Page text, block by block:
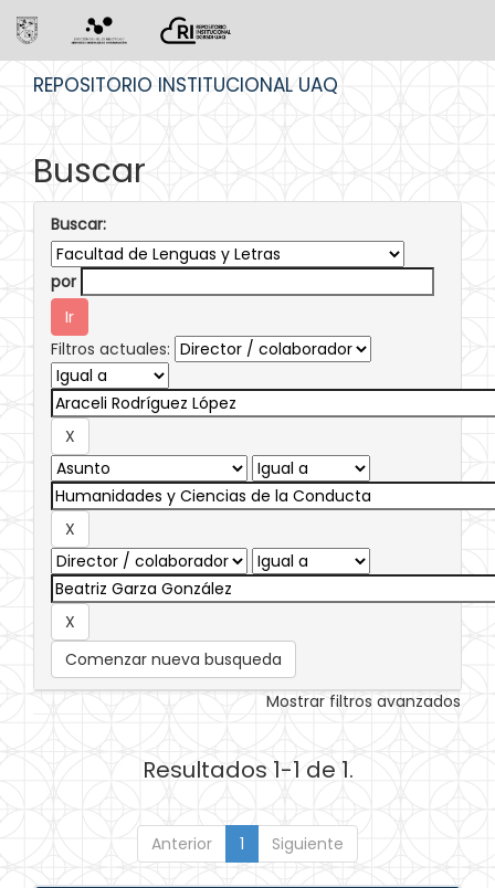
REPOSITORIO INSTITUCIONAL UAQ
Buscar
Buscar:
por
Filtros actuales:
Comenzar nueva busqueda
Mostrar filtros avanzados
Resultados 1-1 de 1.
Anterior 1 Siguiente